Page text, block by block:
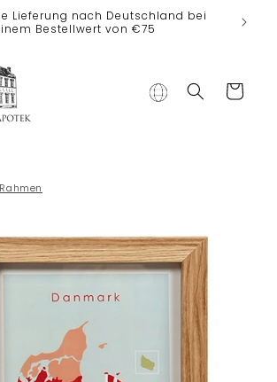
Lieferung nach Deutschland bei
Bestellwert von €75
Warenkorb